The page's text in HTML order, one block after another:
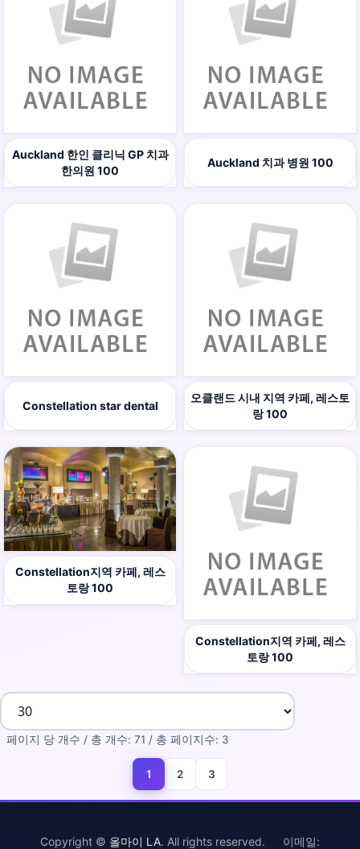
Auckland 한인 클리닉 GP 치과
한의원 100
Auckland 치과 병원 100
Constellation star dental
오클랜드 시내 지역 카페, 레스토
랑 100
Constellation지역 카페, 레스
토랑 100
Constellation지역 카페, 레스
토랑 100
페이지 당 개수 / 총 개수: 71 / 총 페이지수: 3
1
(current)
2 3
Copyright © 올마이 LA. All rights reserved. 이메일: